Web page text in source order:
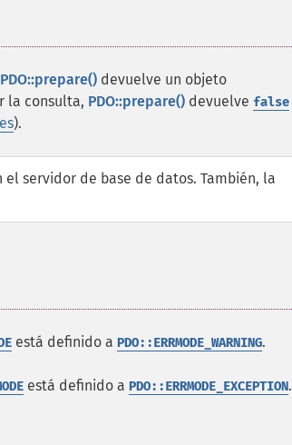
PDO::prepare() devuelve un objeto
la consulta, PDO::prepare() devuelve false
).
servidor de base de datos. También, la
está definido a PDO::ERRMODE_WARNING.
está definido a PDO::ERRMODE_EXCEPTION.